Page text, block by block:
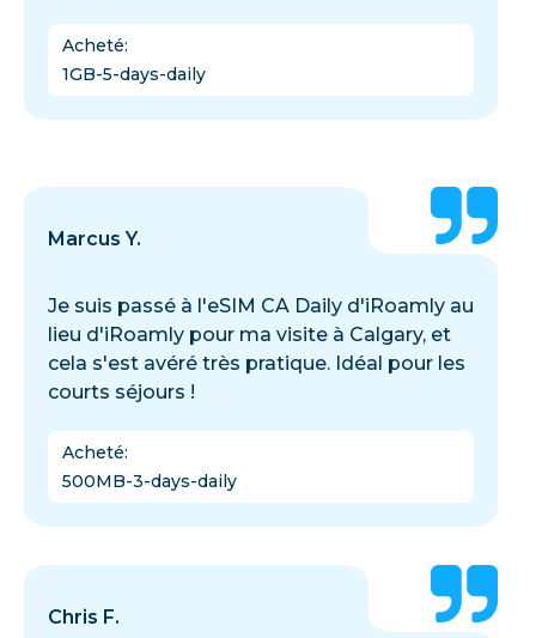
Acheté:
1GB-5-days-daily
Marcus Y.
Je suis passé à l'eSIM CA Daily d'iRoamly au
lieu d'iRoamly pour ma visite à Calgary, et
cela s'est avéré très pratique. Idéal pour les
courts séjours !
Acheté:
500MB-3-days-daily
Chris F.